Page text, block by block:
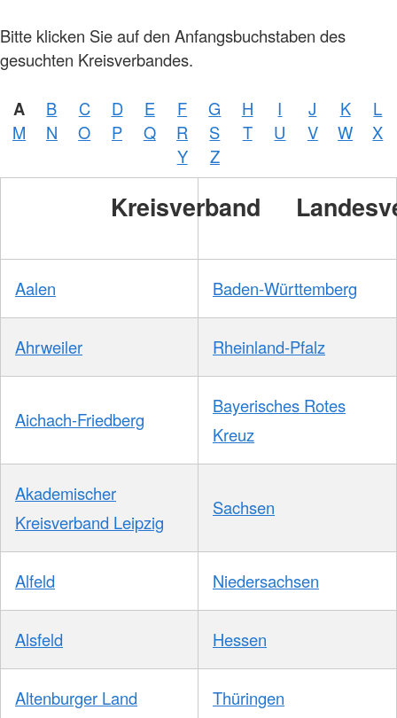
Bitte klicken Sie auf den Anfangsbuchstaben des
gesuchten Kreisverbandes.
A B C D E F G H I J K
L
M
N O P Q R S T U V W
X
Y
Z
Kreisverband
Aalen Baden-Württemberg
Ahrweiler Rheinland-Pfalz
Aichach-Friedberg
Bayerisches Rotes
Kreuz
Akademischer
Kreisverband Leipzig
Sachsen
Alfeld Niedersachsen
Alsfeld Hessen
Altenburger Land Thüringen